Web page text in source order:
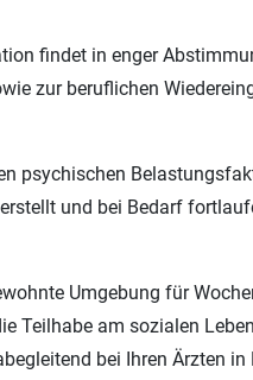
findet in enger
zur beruflichen
psychischen
und bei Bedarf
Umgebung für
Teilhabe am sozialen
bei Ihren Ärzten